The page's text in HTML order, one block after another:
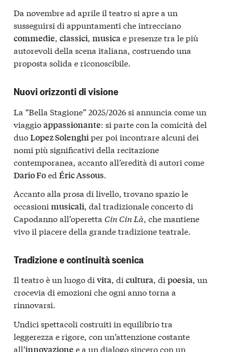
Da novembre ad aprile il teatro si apre a un
susseguirsi di appuntamenti che intrecciano
commedie, classici, musicae presenze tra le più
autorevoli della scena italiana, costruendo una
proposta solida e riconoscibile.
Nuovi orizzonti di visione
La “Bella Stagione” 2025/2026 si annuncia come un
viaggioappassionante: si parte con la comicità del
duoLopez Solenghi per poi incontrare alcuni dei
nomi più significativi della recitazione
contemporanea, accanto all’eredità di autori come
Dario Foed Éric Assous
Accanto alla prosa di livello, trovano spazio le
occasioni musicali, dal tradizionale concerto di
Capodanno all’operetta Cin Cin Là, che mantiene
vivo il piacere della grande tradizione teatrale.
Tradizione e continuità scenica
Il teatro è un luogo di vita, di cultura, di poesia, un
crocevia di emozioni che ogni anno torna a
rinnovarsi.
Undici spettacoli costruiti in equilibrio tra
leggerezza e rigore, con un’attenzione costante
all’innovazione e a un dialogo sincero con un